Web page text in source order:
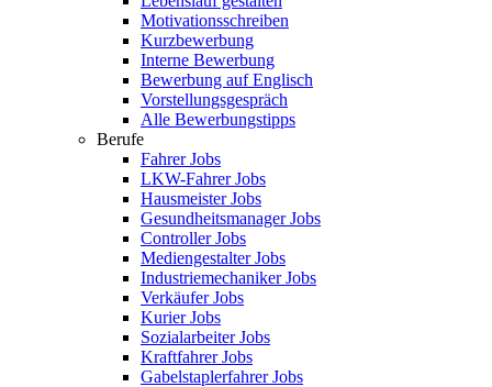
Motivationsschreiben
Kurzbewerbung
Interne Bewerbung
Bewerbung auf Englisch
Vorstellungsgespräch
Alle Bewerbungstipps
Berufe
Fahrer Jobs
LKW-Fahrer Jobs
Hausmeister Jobs
Gesundheitsmanager Jobs
Controller Jobs
Mediengestalter Jobs
Industriemechaniker Jobs
Verkäufer Jobs
Kurier Jobs
Sozialarbeiter Jobs
Kraftfahrer Jobs
Gabelstaplerfahrer Jobs